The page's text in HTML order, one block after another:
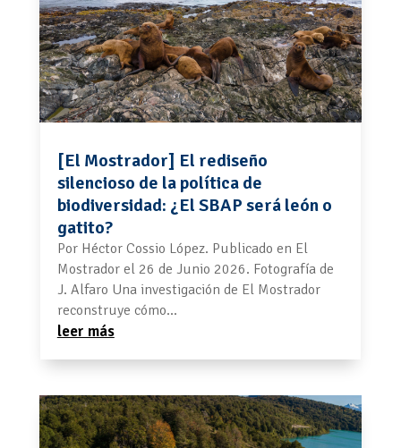
[El Mostrador] El rediseño
silencioso de la política de
biodiversidad: ¿El SBAP será león o
gatito?
Por Héctor Cossio López. Publicado en El
Mostrador el 26 de Junio 2026. Fotografía de
J. Alfaro Una investigación de El Mostrador
reconstruye cómo...
leer más